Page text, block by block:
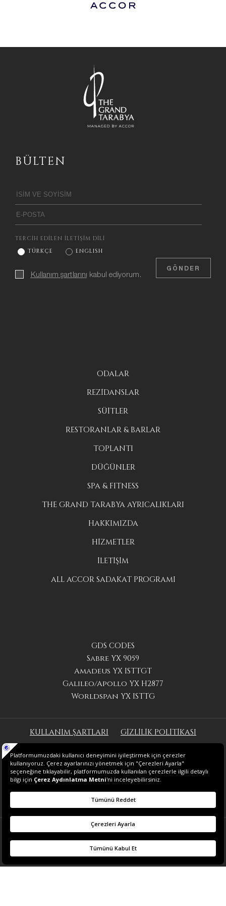
GDS CODES
Sabre YX 9059
Amadeus YX ISTTGT
Galileo/Apollo YX H2877
Worldspan YX ISTTG
ODALAR
REZİDANSLAR
SÜİTLER
RESTORANLAR & BARLAR
TOPLANTI
DÜĞÜNLER
SPA & FITNESS
THE GRAND TARABYA AYRICALIKLARI
HAKKIMIZDA
HİZMETLER
İLETİŞİM
ALL ACCOR SADAKAT PROGRAMI
BÜLTEN
TERCİH EDİLEN İLETİŞİM DİLİ
TÜRKÇE
ENGLISH
Kullanım şartlarını kabul ediyorum.
GÖNDER
KULLANIM ŞARTLARI GİZLİLİK POLİTİKASI
2025 SÜRDÜRÜLEBİLİRLİK RAPORU
TÜM HAKLARI SAKLIDIR.